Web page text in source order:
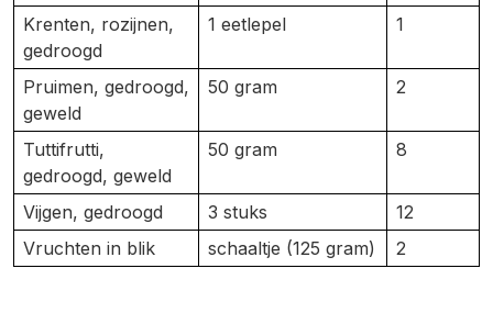
Krenten, rozijnen,
gedroogd
1 eetlepel 1
Pruimen, gedroogd,
geweld
50 gram 2
Tuttifrutti,
gedroogd, geweld
50 gram 8
Vijgen, gedroogd 3 stuks
12
Vruchten in blik
schaaltje (125 gram) 2